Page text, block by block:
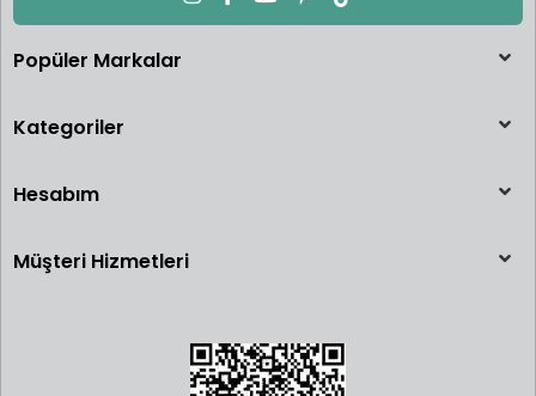
Popüler Markalar
Kategoriler
Hesabım
Müşteri Hizmetleri